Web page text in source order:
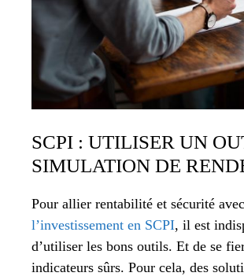
SCPI : UTILISER UN
SIMULATION DE
Pour allier rentabilité et sécurité avec
l’investissement en SCPI, il est
d’utiliser les bons outils. Et de se
indicateurs sûrs. Pour cela, des